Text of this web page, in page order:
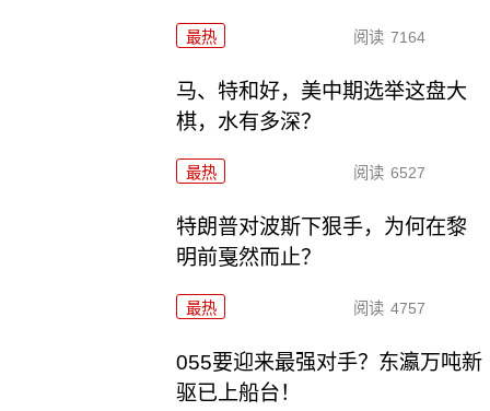
最热 阅读 7164
马、特和好，美中期选举这盘大
棋，水有多深？
最热 阅读 6527
特朗普对波斯下狠手，为何在黎
明前戛然而止？
最热 阅读 4757
055要迎来最强对手？东瀛万吨新
驱已上船台！